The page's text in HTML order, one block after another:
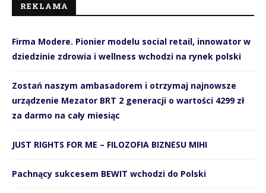
REKLAMA
Firma Modere. Pionier modelu social retail, innowator w
dziedzinie zdrowia i wellness wchodzi na rynek polski
Zostań naszym ambasadorem i otrzymaj najnowsze
urządzenie Mezator BRT 2 generacji o wartości 4299 zł
za darmo na cały miesiąc
JUST RIGHTS FOR ME – FILOZOFIA BIZNESU MIHI
Pachnący sukcesem BEWIT wchodzi do Polski